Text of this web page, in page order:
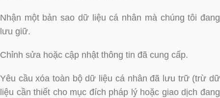
Nhận một bản sao dữ liệu cá nhân mà chúng tôi đang
lưu giữ.
Chỉnh sửa hoặc cập nhật thông tin đã cung cấp.
Yêu cầu xóa toàn bộ dữ liệu cá nhân đã lưu trữ (trừ dữ
liệu cần thiết cho mục đích pháp lý hoặc giao dịch đang